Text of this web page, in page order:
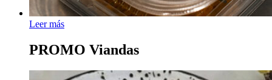
Leer más
PROMO Viandas